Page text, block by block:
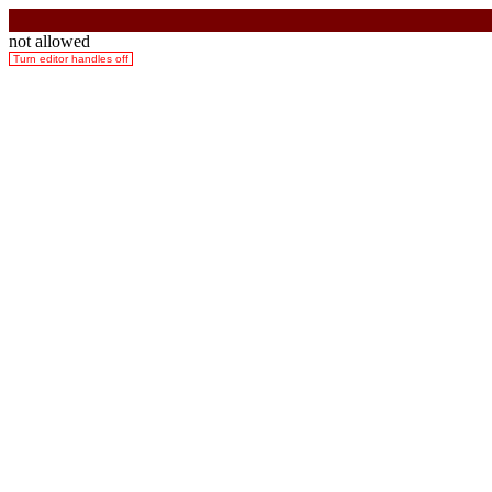
not allowed
Turn editor handles off